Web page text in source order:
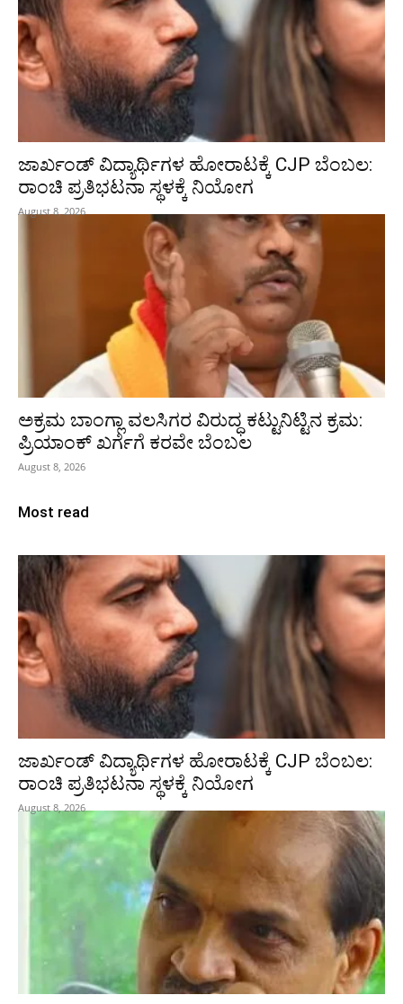
ಜಾರ್ಖಂಡ್‌ ವಿದ್ಯಾರ್ಥಿಗಳ ಹೋರಾಟಕ್ಕೆ CJP ಬೆಂಬಲ:
ರಾಂಚಿ ಪ್ರತಿಭಟನಾ ಸ್ಥಳಕ್ಕೆ ನಿಯೋಗ
August 8, 2026
ಅಕ್ರಮ ಬಾಂಗ್ಲಾ ವಲಸಿಗರ ವಿರುದ್ಧ ಕಟ್ಟುನಿಟ್ಟಿನ ಕ್ರಮ:
ಪ್ರಿಯಾಂಕ್ ಖರ್ಗೆಗೆ ಕರವೇ ಬೆಂಬಲ
August 8, 2026
Most read
ಜಾರ್ಖಂಡ್‌ ವಿದ್ಯಾರ್ಥಿಗಳ ಹೋರಾಟಕ್ಕೆ CJP ಬೆಂಬಲ:
ರಾಂಚಿ ಪ್ರತಿಭಟನಾ ಸ್ಥಳಕ್ಕೆ ನಿಯೋಗ
August 8, 2026